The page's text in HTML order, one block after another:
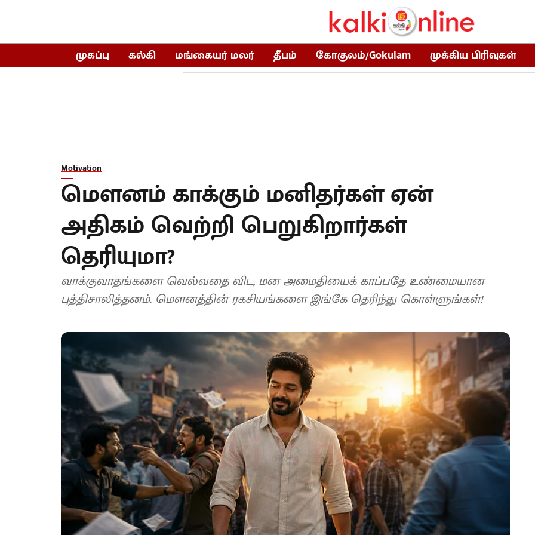
முகப்பு கல்கி மங்கையர் மலர் தீபம் கோகுலம்/Gokulam முக்கிய பிரிவுகள்
Motivation
மௌனம் காக்கும் மனிதர்கள் ஏன்
அதிகம் வெற்றி பெறுகிறார்கள்
தெரியுமா?
வாக்குவாதங்களை வெல்வதை விட, மன அமைதியைக் காப்பதே உண்மையான
புத்திசாலித்தனம். மௌனத்தின் ரகசியங்களை இங்கே தெரிந்து கொள்ளுங்கள்!